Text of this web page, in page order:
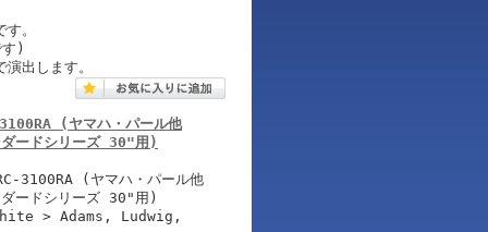
。
)
出します。
(ヤマハ・パール他
ードシリーズ 30"用)
3100RA (ヤマハ・パール他
ードシリーズ 30"用)
> Adams, Ludwig,